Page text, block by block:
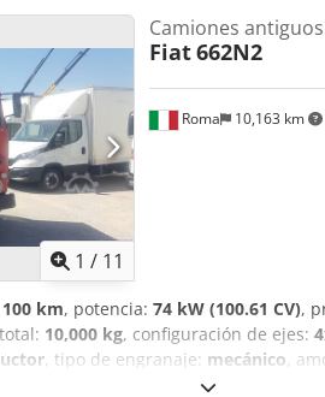
sería necesario pintar para
especialista puede proporcionar
como particular y desde colección
1 / 11
Roma 10,163 km
Camiones antiguos
Fiat662N2
100 km, potencia: 74 kW (100.61 CV),
10,000 kg, configuración de ejes:
, tipo de engranaje: mecánico,
de funcionamiento Crsdjn Tnxgepfx